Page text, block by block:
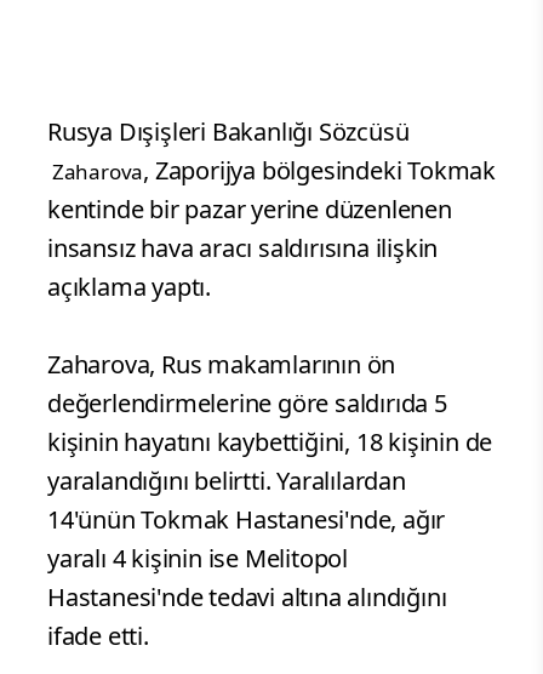
Rusya Dışişleri Bakanlığı Sözcüsü
Zaharova, Zaporijya bölgesindeki Tokmak
kentinde bir pazar yerine düzenlenen
insansız hava aracı saldırısına ilişkin
açıklama yaptı.
Zaharova, Rus makamlarının ön
değerlendirmelerine göre saldırıda 5
kişinin hayatını kaybettiğini, 18 kişinin de
yaralandığını belirtti. Yaralılardan
14'ünün Tokmak Hastanesi'nde, ağır
yaralı 4 kişinin ise Melitopol
Hastanesi'nde tedavi altına alındığını
ifade etti.